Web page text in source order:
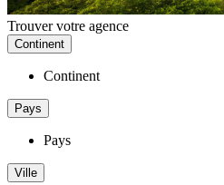
Trouver votre agence
Continent
Continent
Pays
Pays
Ville